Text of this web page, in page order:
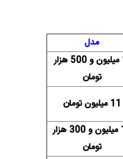
مدل
10 میلیون و 500 هزار
تومان
11 میلیون تومان
16 میلیون و 300 هزار
تومان